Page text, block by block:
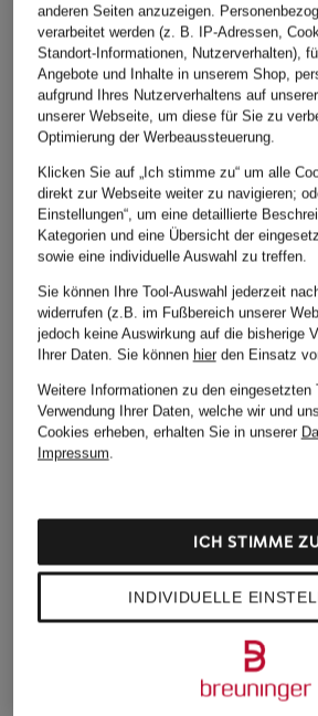
Straight Jeans MAY
99,95 €
+Aktionsrabatt
AG Jeans
GIRLFRIEND
143,99 €
anderen Seiten anzuzeigen.
verarbeitet werden (z. B. IP-Adressen,
Standort-Informationen, Nutzerverhalten),
Angebote und Inhalte in unserem Shop,
aufgrund Ihres Nutzerverhaltens auf
unserer Webseite, um diese für Sie zu
Optimierung der Werbeaussteuerung.
Klicken Sie auf „Ich stimme zu“ um alle
direkt zur Webseite weiter zu navigieren;
Einstellungen“, um eine detaillierte
Kategorien und eine Übersicht der
sowie eine individuelle Auswahl zu treffen.
Sie können Ihre Tool-Auswahl jederzeit
widerrufen (z.B. im Fußbereich unserer
jedoch keine Auswirkung auf die bisherige
Ihrer Daten. Sie können hierden Einsatz
Weitere Informationen zu den eingesetzten
Verwendung Ihrer Daten, welche wir und
Cookies erheben, erhalten Sie in unserer
Impressum.
INDIVIDUELLE
ICH STIMME